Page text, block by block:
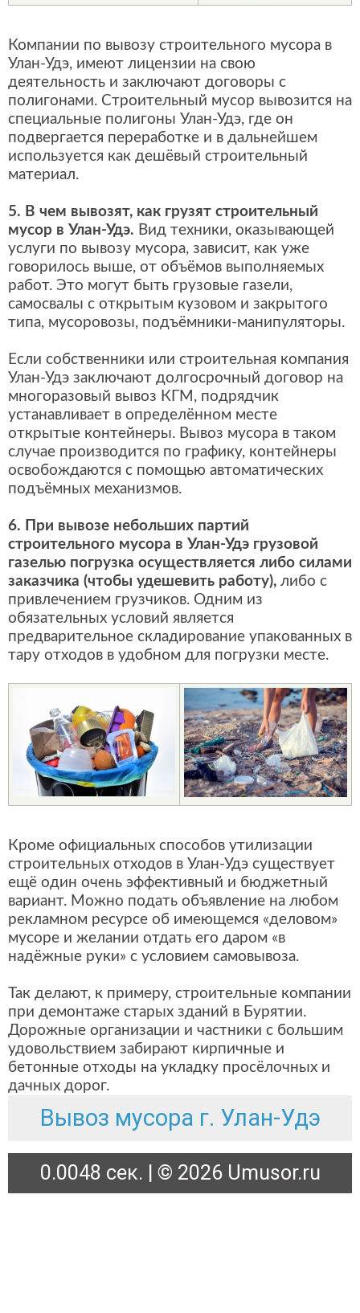
Компании по вывозу строительного мусора в
Улан-Удэ, имеют лицензии на свою
деятельность и заключают договоры с
полигонами. Строительный мусор вывозится на
специальные полигоны Улан-Удэ, где он
подвергается переработке и в дальнейшем
используется как дешёвый строительный
материал.
5. В чем вывозят, как грузят строительный
мусор в Улан-Удэ. Вид техники, оказывающей
услуги по вывозу мусора, зависит, как уже
говорилось выше, от объёмов выполняемых
работ. Это могут быть грузовые газели,
самосвалы с открытым кузовом и закрытого
типа, мусоровозы, подъёмники-манипуляторы.
Если собственники или строительная компания
Улан-Удэ заключают долгосрочный договор на
многоразовый вывоз КГМ, подрядчик
устанавливает в определённом месте
открытые контейнеры. Вывоз мусора в таком
случае производится по графику, контейнеры
освобождаются с помощью автоматических
подъёмных механизмов.
6. При вывозе небольших партий
строительного мусора в Улан-Удэ грузовой
газелью погрузка осуществляется либо силами
заказчика (чтобы удешевить работу), либо с
привлечением грузчиков. Одним из
обязательных условий является
предварительное складирование упакованных в
тару отходов в удобном для погрузки месте.
Кроме официальных способов утилизации
строительных отходов в Улан-Удэ существует
ещё один очень эффективный и бюджетный
вариант. Можно подать объявление на любом
рекламном ресурсе об имеющемся «деловом»
мусоре и желании отдать его даром «в
надёжные руки» с условием самовывоза.
Так делают, к примеру, строительные компании
при демонтаже старых зданий в Бурятии.
Дорожные организации и частники с большим
удовольствием забирают кирпичные и
бетонные отходы на укладку просёлочных и
дачных дорог.
Вывоз мусора г. Улан-Удэ
0.0048 сек. | © 2026 Umusor.ru